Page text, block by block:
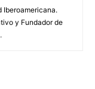
Iberoamericana.
y Fundador de